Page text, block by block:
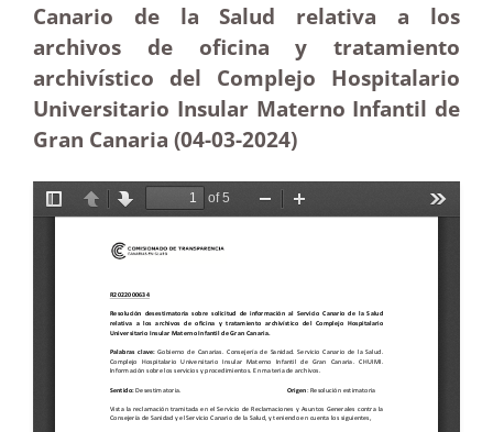
Canario de la Salud relativa a los
archivos de oficina y tratamiento
archivístico del Complejo Hospitalario
Universitario Insular Materno Infantil de
Gran Canaria (04-03-2024)